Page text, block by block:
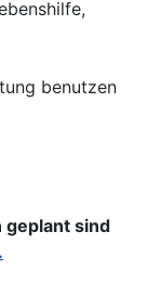
benutzen
geplant sind